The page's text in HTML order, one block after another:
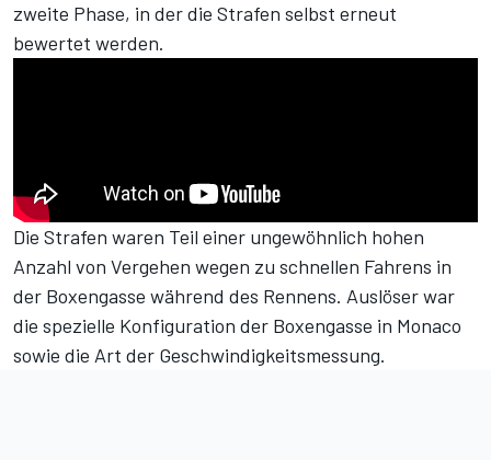
zweite Phase, in der die Strafen selbst erneut
bewertet werden.
Die Strafen waren Teil einer ungewöhnlich hohen
Anzahl von Vergehen wegen zu schnellen Fahrens in
der Boxengasse während des Rennens. Auslöser war
die spezielle Konfiguration der Boxengasse in Monaco
sowie die Art der Geschwindigkeitsmessung.